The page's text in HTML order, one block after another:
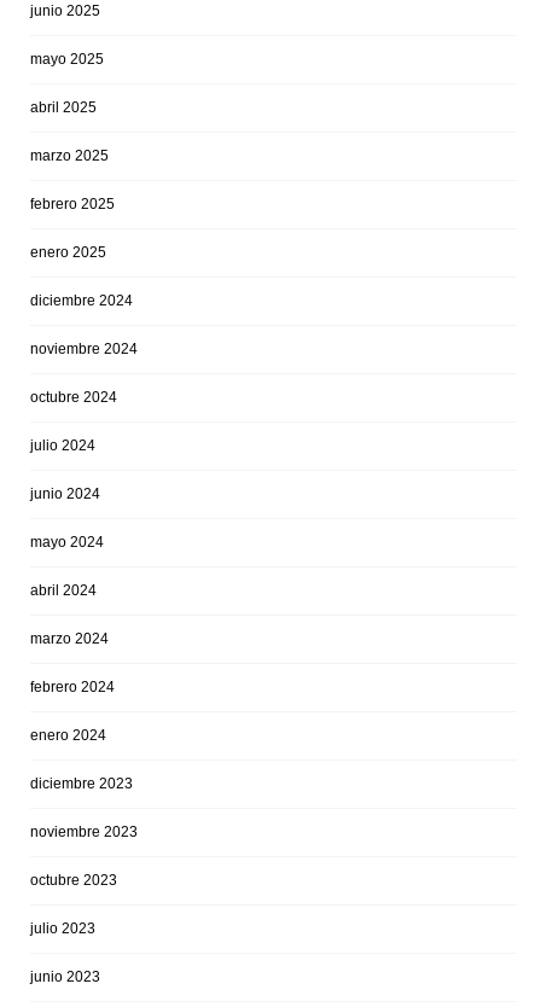
junio 2025
mayo 2025
abril 2025
marzo 2025
febrero 2025
enero 2025
diciembre 2024
noviembre 2024
octubre 2024
julio 2024
junio 2024
mayo 2024
abril 2024
marzo 2024
febrero 2024
enero 2024
diciembre 2023
noviembre 2023
octubre 2023
julio 2023
junio 2023